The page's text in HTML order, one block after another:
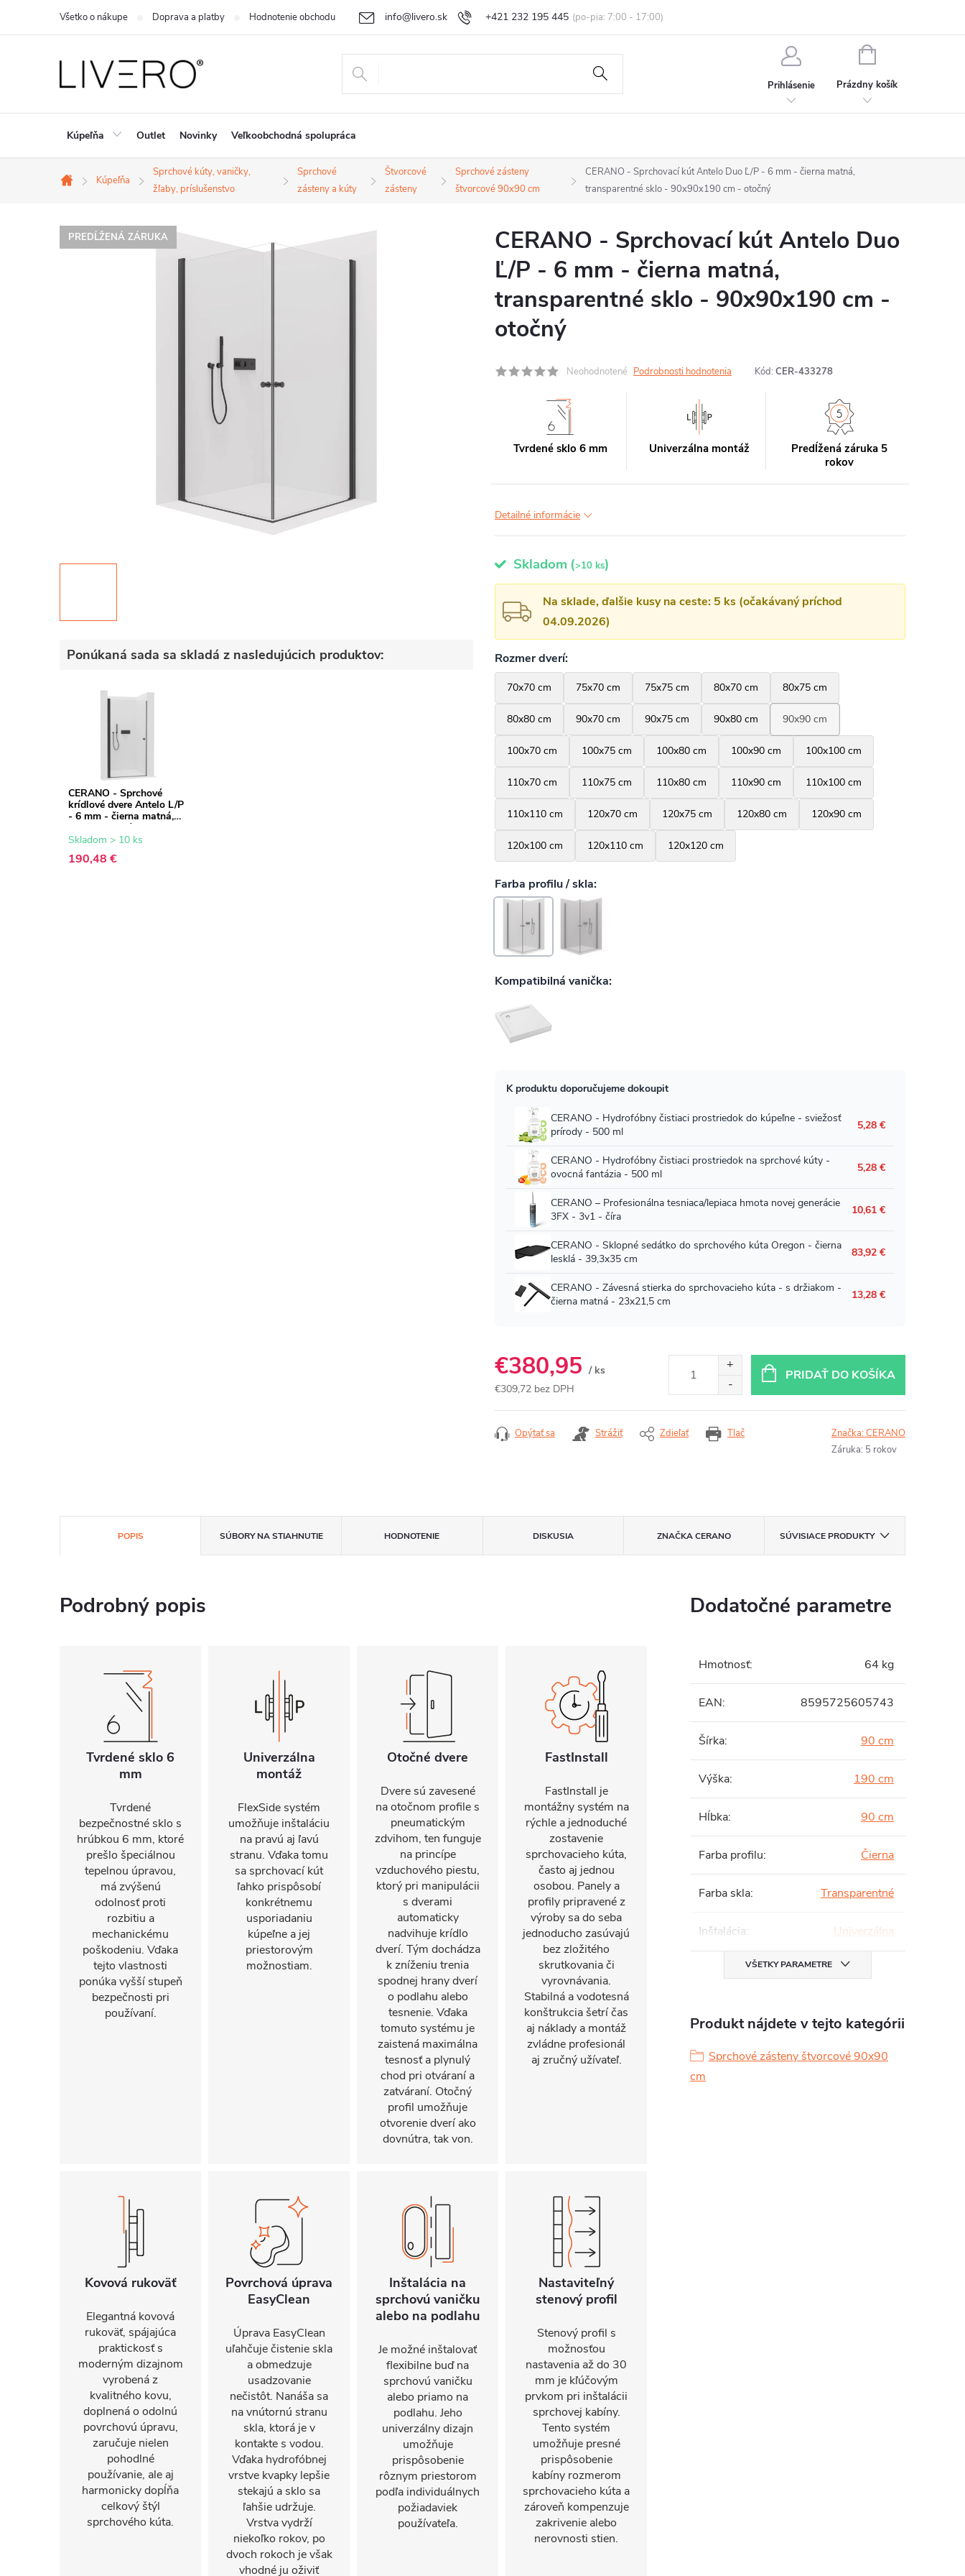
+421 232 195 445
info@livero.sk
Všetko o nákupe Doprava a platby Hodnotenie obchodu Vrátenie tovaru a reklamácia Obchodné podmienky Podmienky ochrany osobných údajov
Prihlásenie
NÁKUPNÝ
Prázdny košík
Kúpeľňa Outlet Novinky Veľkoobchodná spolupráca
Domov
Kúpeľňa
Sprchové kúty, vaničky,
žľaby, príslušenstvo
Sprchové
zásteny a kúty
Štvorcové
zásteny
Sprchové zásteny
štvorcové 90x90 cm
CERANO - Sprchovací kút Antelo Duo Ľ/P - 6 mm - čierna matná,
transparentné sklo - 90x90x190 cm - otočný
PREDĹŽENÁ ZÁRUKA
Ponúkaná sada sa skladá z nasledujúcich produktov:
CERANO - Sprchové
krídlové dvere Antelo L/P
- 6 mm - čierna matná,
transparentné sklo -
90x190 cm
Skladom > 10 ks
190,48 €
CERANO - Sprchovací kút Antelo Duo
Ľ/P - 6 mm - čierna matná,
transparentné sklo - 90x90x190 cm -
otočný
Neohodnotené Podrobnosti hodnotenia Kód: CER-433278
Tvrdené sklo 6 mm Univerzálna montáž
Predĺžená záruka 5
rokov
Detailné informácie
Skladom (>10 ks)
Na sklade, ďalšie kusy na ceste: 5 ks (očakávaný príchod
04.09.2026)
€380,95 / ks
€309,72 bez DPH
PRIDAŤ DO KOŠÍKA
Tlač
Opýtať sa Strážiť Zdieľať Značka:CERANO
Záruka: 5 rokov
POPIS SÚBORY NA STIAHNUTIE HODNOTENIE DISKUSIA ZNAČKACERANO SÚVISIACE PRODUKTY
Podrobný popis
Tvrdené sklo 6
mm
Tvrdené
bezpečnostné sklo s
hrúbkou 6 mm, ktoré
prešlo špeciálnou
tepelnou úpravou,
má zvýšenú
odolnosť proti
rozbitiu a
mechanickému
poškodeniu. Vďaka
tejto vlastnosti
ponúka vyšší stupeň
bezpečnosti pri
používaní.
Univerzálna
montáž
FlexSide systém
umožňuje inštaláciu
na pravú aj ľavú
stranu. Vďaka tomu
sa sprchovací kút
ľahko prispôsobí
konkrétnemu
usporiadaniu
kúpeľne a jej
priestorovým
možnostiam.
Otočné dvere
Dvere sú zavesené
na otočnom profile s
pneumatickým
zdvihom, ten funguje
na princípe
vzduchového piestu,
ktorý pri manipulácii
s dverami
automaticky
nadvihuje krídlo
dverí. Tým dochádza
k zníženiu trenia
spodnej hrany dverí
o podlahu alebo
tesnenie. Vďaka
tomuto systému je
zaistená maximálna
tesnosť a plynulý
chod pri otváraní a
zatváraní. Otočný
profil umožňuje
otvorenie dverí ako
dovnútra, tak von.
FastInstall
FastInstall je
montážny systém na
rýchle a jednoduché
zostavenie
sprchovacieho kúta,
často aj jednou
osobou. Panely a
profily pripravené z
výroby sa do seba
jednoducho zasúvajú
bez zložitého
skrutkovania či
vyrovnávania.
Stabilná a vodotesná
konštrukcia šetrí čas
aj náklady a montáž
zvládne profesionál
aj zručný užívateľ.
Kovová rukoväť
Elegantná kovová
rukoväť, spájajúca
praktickosť s
moderným dizajnom
vyrobená z
kvalitného kovu,
doplnená o odolnú
povrchovú úpravu,
zaručuje nielen
pohodlné
používanie, ale aj
harmonicky dopĺňa
celkový štýl
sprchového kúta.
Povrchová úprava
EasyClean
Úprava EasyClean
uľahčuje čistenie skla
a obmedzuje
usadzovanie
nečistôt. Nanáša sa
na vnútornú stranu
skla, ktorá je v
kontakte s vodou.
Vďaka hydrofóbnej
vrstve kvapky lepšie
stekajú a sklo sa
ľahšie udržuje.
Vrstva vydrží
niekoľko rokov, po
dvoch rokoch je však
vhodné ju oživiť
Inštalácia na
sprchovú vaničku
alebo na podlahu
Je možné inštalovať
flexibilne buď na
sprchovú vaničku
alebo priamo na
podlahu. Jeho
univerzálny dizajn
umožňuje
prispôsobenie
rôznym priestorom
podľa individuálnych
požiadaviek
používateľa.
Nastaviteľný
stenový profil
Stenový profil s
možnosťou
nastavenia až do 30
mm je kľúčovým
prvkom pri inštalácii
sprchovej kabíny.
Tento systém
umožňuje presné
prispôsobenie
kabíny rozmerom
sprchovacieho kúta a
zároveň kompenzuje
zakrivenie alebo
nerovnosti stien.
Dodatočné parametre
Hmotnosť: 64 kg
EAN: 8595725605743
Šírka: 90 cm
Výška: 190 cm
Hĺbka: 90 cm
Farba profilu: Čierna
Farba skla: Transparentné
Inštalácia: Univerzálna
VŠETKY PARAMETRE
Produkt nájdete v tejto kategórii
Sprchové zásteny štvorcové 90x90
cm